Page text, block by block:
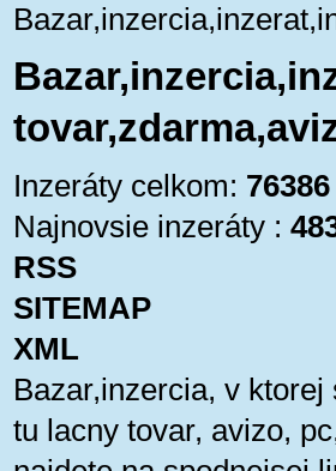
Inzeráty celkom: 76386
Najnovsie inzeráty :
RSS
SITEMAP
XML
Bazar,inzercia, v
tu lacny tovar, avizo,